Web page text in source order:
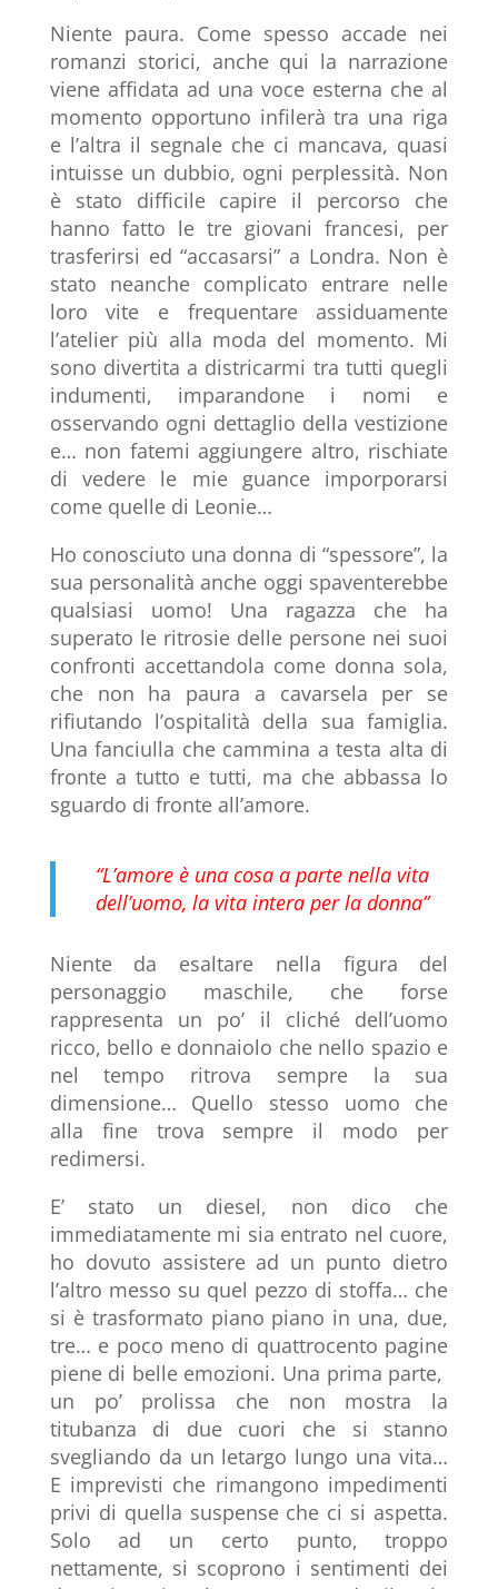
Niente paura. Come spesso accade nei
romanzi storici, anche qui la narrazione
viene affidata ad una voce esterna che al
momento opportuno infilerà tra una riga
e l’altra il segnale che ci mancava, quasi
intuisse un dubbio, ogni perplessità. Non
è stato difficile capire il percorso che
hanno fatto le tre giovani francesi, per
trasferirsi ed “accasarsi” a Londra. Non è
stato neanche complicato entrare nelle
loro vite e frequentare assiduamente
l’atelier più alla moda del momento. Mi
sono divertita a districarmi tra tutti quegli
indumenti, imparandone i nomi e
osservando ogni dettaglio della vestizione
e… non fatemi aggiungere altro, rischiate
di vedere le mie guance imporporarsi
come quelle di Leonie…
Ho conosciuto una donna di “spessore”, la
sua personalità anche oggi spaventerebbe
qualsiasi uomo! Una ragazza che ha
superato le ritrosie delle persone nei suoi
confronti accettandola come donna sola,
che non ha paura a cavarsela per se
rifiutando l’ospitalità della sua famiglia.
Una fanciulla che cammina a testa alta di
fronte a tutto e tutti, ma che abbassa lo
sguardo di fronte all’amore.
“L’amore è una cosa a parte nella vita
dell’uomo, la vita intera per la donna”
Niente da esaltare nella figura del
personaggio maschile, che forse
rappresenta un po’ il cliché dell’uomo
ricco, bello e donnaiolo che nello spazio e
nel tempo ritrova sempre la sua
dimensione… Quello stesso uomo che
alla fine trova sempre il modo per
redimersi.
E’ stato un diesel, non dico che
immediatamente mi sia entrato nel cuore,
ho dovuto assistere ad un punto dietro
l’altro messo su quel pezzo di stoffa… che
si è trasformato piano piano in una, due,
tre… e poco meno di quattrocento pagine
piene di belle emozioni. Una prima parte,
un po’ prolissa che non mostra la
titubanza di due cuori che si stanno
svegliando da un letargo lungo una vita…
E imprevisti che rimangono impedimenti
privi di quella suspense che ci si aspetta.
Solo ad un certo punto, troppo
nettamente, si scoprono i sentimenti dei